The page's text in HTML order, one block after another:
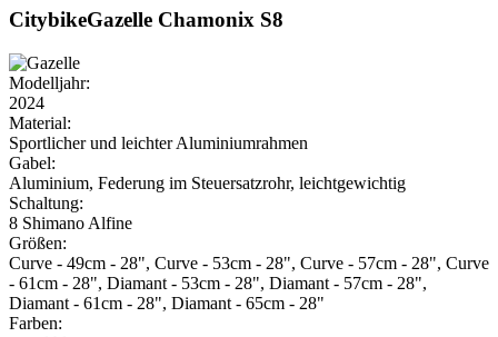
CitybikeGazelle Chamonix S8
Modelljahr:
2024
Material:
Sportlicher und leichter Aluminiumrahmen
Gabel:
Aluminium, Federung im Steuersatzrohr, leichtgewichtig
Schaltung:
8 Shimano Alfine
Größen:
Curve - 49cm - 28", Curve - 53cm - 28", Curve - 57cm - 28", Curve
- 61cm - 28", Diamant - 53cm - 28", Diamant - 57cm - 28",
Diamant - 61cm - 28", Diamant - 65cm - 28"
Farben: